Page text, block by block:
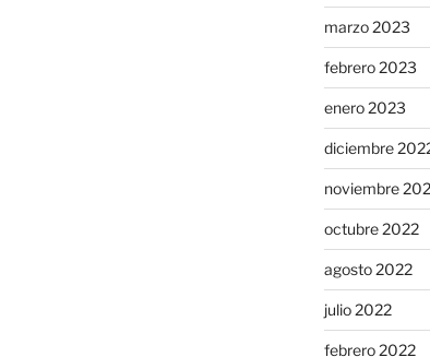
marzo 2023
febrero 2023
enero 2023
diciembre
noviembre
octubre 2022
agosto 2022
julio 2022
febrero 2022